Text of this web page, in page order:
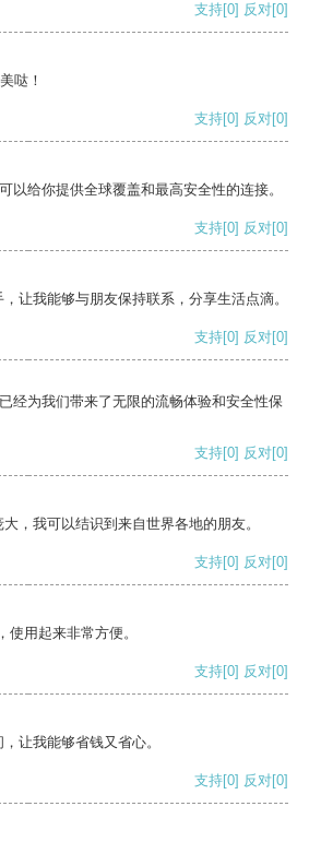
支持[0] 反对[0]
哒！
支持[0] 反对[0]
以给你提供全球覆盖和最高安全性的连接。
支持[0] 反对[0]
让我能够与朋友保持联系，分享生活点滴。
支持[0] 反对[0]
经为我们带来了无限的流畅体验和安全性保
支持[0] 反对[0]
，我可以结识到来自世界各地的朋友。
支持[0] 反对[0]
用起来非常方便。
支持[0] 反对[0]
让我能够省钱又省心。
支持[0] 反对[0]